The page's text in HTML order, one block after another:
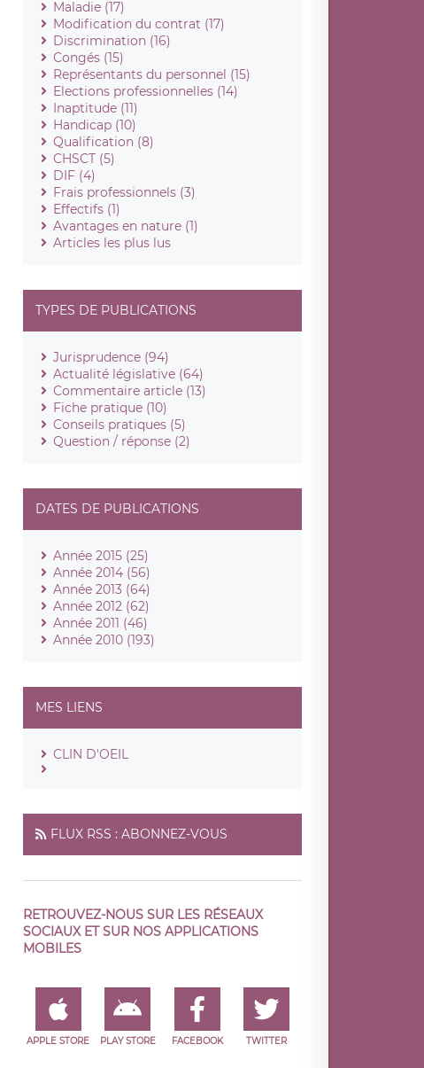
Maladie (17)
Modification du contrat (17)
Discrimination (16)
Congés (15)
Représentants du personnel (15)
Elections professionnelles (14)
Inaptitude (11)
Handicap (10)
Qualification (8)
CHSCT (5)
DIF (4)
Frais professionnels (3)
Effectifs (1)
Avantages en nature (1)
Articles les plus lus
TYPES DE PUBLICATIONS
Jurisprudence (94)
Actualité législative (64)
Commentaire article (13)
Fiche pratique (10)
Conseils pratiques (5)
Question / réponse (2)
DATES DE PUBLICATIONS
Année 2015 (25)
Année 2014 (56)
Année 2013 (64)
Année 2012 (62)
Année 2011 (46)
Année 2010 (193)
MES LIENS
CLIN D'OEIL
FLUX RSS : ABONNEZ-VOUS
RETROUVEZ-NOUS SUR LES RÉSEAUX
SOCIAUX ET SUR NOS APPLICATIONS
MOBILES
APPLE STORE PLAY STORE FACEBOOK TWITTER